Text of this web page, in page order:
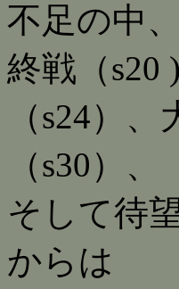
不足の中
終戦（s20
（s24）
（s30）、
そして待
からは